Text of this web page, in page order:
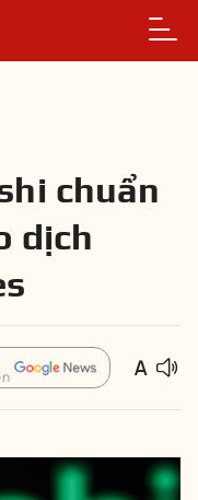
chuẩn
dịch